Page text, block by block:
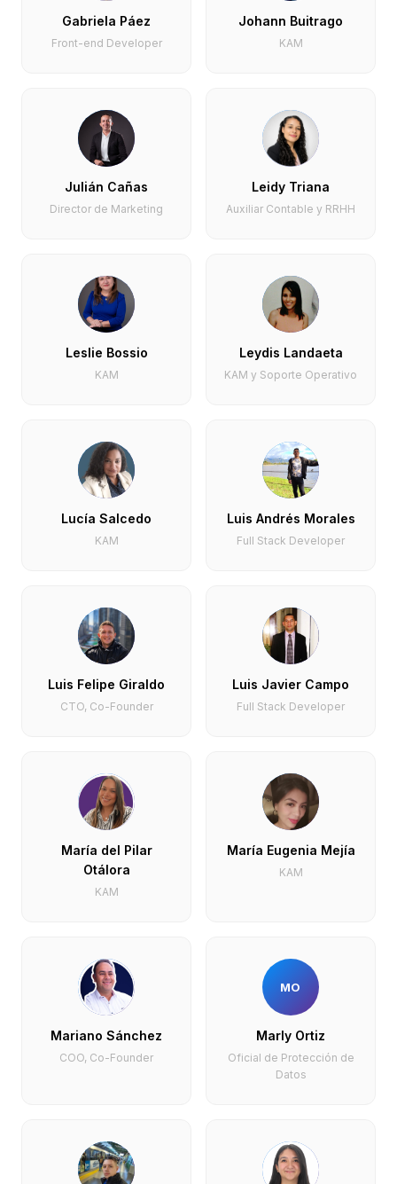
Gabriela Páez
Front-end Developer
Johann Buitrago
KAM
Julián Cañas
Director de Marketing
Leidy Triana
Auxiliar Contable y RRHH
Leslie Bossio
KAM
Leydis Landaeta
KAM y Soporte Operativo
Lucía Salcedo
KAM
Luis Andrés Morales
Full Stack Developer
Luis Felipe Giraldo
CTO, Co-Founder
Luis Javier Campo
Full Stack Developer
María del Pilar
Otálora
KAM
María Eugenia Mejía
KAM
Mariano Sánchez
COO, Co-Founder
MO
Marly Ortiz
Oficial de Protección de
Datos